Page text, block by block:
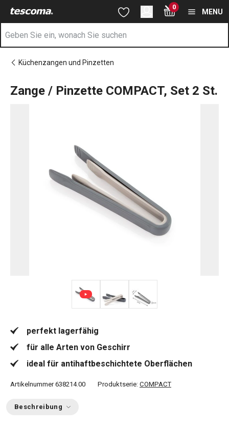
Sie befinden sich auf der Zange / Pinzette COMPACT, Set 2 St.
Zum Hauptinhalt springen
Zur Suche springen
Zur Navigation springen 0
MENU
Küchenzangen und Pinzetten
Zange / Pinzette COMPACT, Set 2 St.
perfekt lagerfähig
für alle Arten von Geschirr
ideal für antihaftbeschichtete Oberflächen
Artikelnummer 638214.00 Produktserie: COMPACT
Beschreibung